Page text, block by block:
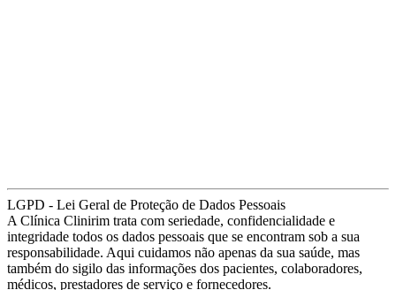
LGPD - Lei Geral de Proteção de Dados Pessoais
A Clínica Clinirim trata com seriedade, confidencialidade e
integridade todos os dados pessoais que se encontram sob a sua
responsabilidade. Aqui cuidamos não apenas da sua saúde, mas
também do sigilo das informações dos pacientes, colaboradores,
médicos, prestadores de serviço e fornecedores.